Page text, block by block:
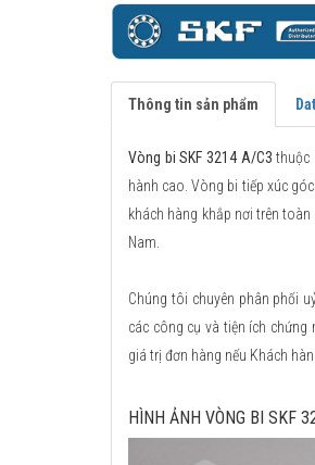
Thông tin sản phẩm
Vòng bi SKF 3214 A/C3 thuộc
hành cao. Vòng bi tiếp xúc
khách hàng khắp nơi trên
Nam.
Chúng tôi chuyên phân phối
các công cụ và tiện ích chứng
giá trị đơn hàng nếu Khách
HÌNH ẢNH VÒNG BI SKF